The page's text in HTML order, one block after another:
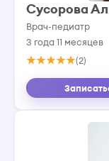
Сусорова
Врач-педиатр
3 года 11 месяцев
(2)